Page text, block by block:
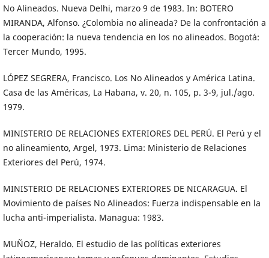
No Alineados. Nueva Delhi, marzo 9 de 1983. In: BOTERO
MIRANDA, Alfonso. ¿Colombia no alineada? De la confrontación a
la cooperación: la nueva tendencia en los no alineados. Bogotá:
Tercer Mundo, 1995.
LÓPEZ SEGRERA, Francisco. Los No Alineados y América Latina.
Casa de las Américas, La Habana, v. 20, n. 105, p. 3-9, jul./ago.
1979.
MINISTERIO DE RELACIONES EXTERIORES DEL PERÚ. El Perú y el
no alineamiento, Argel, 1973. Lima: Ministerio de Relaciones
Exteriores del Perú, 1974.
MINISTERIO DE RELACIONES EXTERIORES DE NICARAGUA. El
Movimiento de países No Alineados: Fuerza indispensable en la
lucha anti-imperialista. Managua: 1983.
MUÑOZ, Heraldo. El estudio de las políticas exteriores